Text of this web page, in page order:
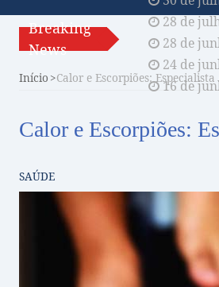
Breaking
News
28 de
28 de
24 de
16 de
Início Calor e Escorpiões:
Calor e Escorpiões:
SAÚDE